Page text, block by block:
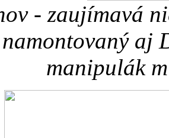
- zaujímavá
aj
manipulák